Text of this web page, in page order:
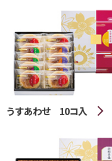
うすあわせ 10コ入